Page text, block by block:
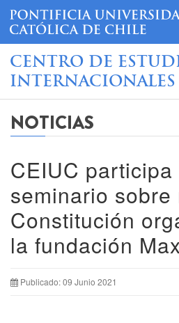
CENTRO DE
INTERNACIONALES
NOTICIAS
CEIUC
seminario sobre
Constitución
la fundación
Publicado: 09 Junio 2021